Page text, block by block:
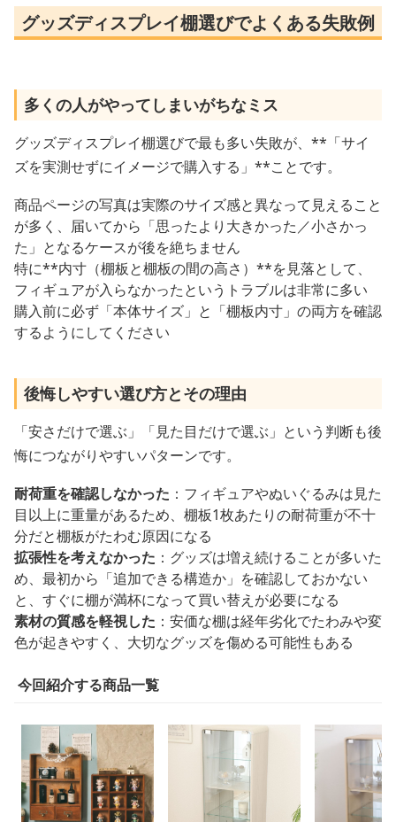
グッズディスプレイ棚選びでよくある失敗例
多くの人がやってしまいがちなミス
グッズディスプレイ棚選びで最も多い失敗が、**「サイ
ズを実測せずにイメージで購入する」**ことです。
商品ページの写真は実際のサイズ感と異なって見えること
が多く、届いてから「思ったより大きかった／小さかっ
た」となるケースが後を絶ちません
特に**内寸（棚板と棚板の間の高さ）**を見落として、
フィギュアが入らなかったというトラブルは非常に多い
購入前に必ず「本体サイズ」と「棚板内寸」の両方を確認
するようにしてください
後悔しやすい選び方とその理由
「安さだけで選ぶ」「見た目だけで選ぶ」という判断も後
悔につながりやすいパターンです。
耐荷重を確認しなかった ：フィギュアやぬいぐるみは見た
目以上に重量があるため、棚板1枚あたりの耐荷重が不十
分だと棚板がたわむ原因になる
拡張性を考えなかった ：グッズは増え続けることが多いた
め、最初から「追加できる構造か」を確認しておかない
と、すぐに棚が満杯になって買い替えが必要になる
素材の質感を軽視した ：安価な棚は経年劣化でたわみや変
色が起きやすく、大切なグッズを傷める可能性もある
今回紹介する商品一覧